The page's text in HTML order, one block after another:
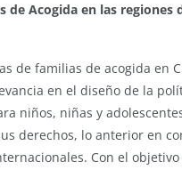
de Acogida en las regiones
de familias de acogida en
en el diseño de la
niños, niñas y
derechos, lo anterior en
Con el objetivo